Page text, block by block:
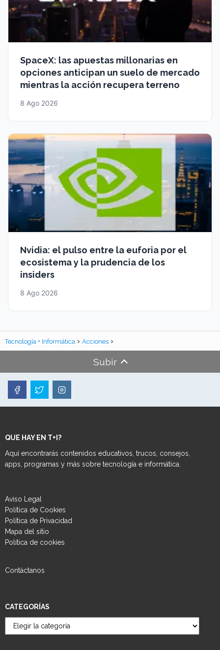
SpaceX: las apuestas millonarias en
opciones anticipan un suelo de mercado
mientras la acción recupera terreno
8 Ago 2026
Nvidia: el pulso entre la euforia por el
ecosistema y la prudencia de los
insiders
8 Ago 2026
Tecnología + Informática Acciones
Subir
QUE HAY EN T+I?
Aquí encontrarás contenidos educativos, trucos, consejos,
apps, programas y más sobre tecnología e informática.
Aviso Legal
Política de Cookies
Política de Privacidad
Mapa del sitio
Política de cookies
Contáctanos
CATEGORÍAS